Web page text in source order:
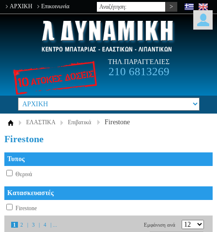
ΑΡΧΙΚΗ Επικοινωνία
ΤΗΛ.ΠΑΡΑΓΓΕΛΙΕΣ
210 6813269
ΕΛΑΣΤΙΚΑ Επιβατικά Firestone
Firestone
Τυπος
Θερινά
Κατασκευαστές
Firestone
1 2 3 4 | ... Εμφάνιση ανά